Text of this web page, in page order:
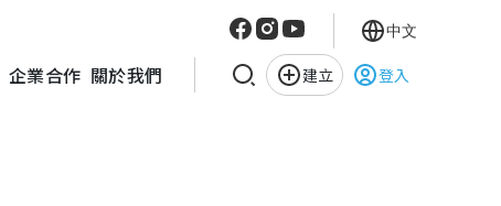
企業合作 關於我們 建立 登入
中文